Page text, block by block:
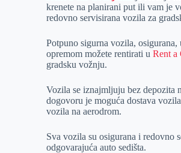
r
n
A
p
i
krenete na planirani put ili vam je
redovno servisirana vozila za
Potpuno sigurna vozila,
opremom možete rentirati uRent a
gradsku vožnju.
Vozila se iznajmljuju bez depozita
dogovoru je moguća dostava
vozila na aerodrom.
Sva vozila su osigurana i redovno
odgovarajuća auto sedišta.